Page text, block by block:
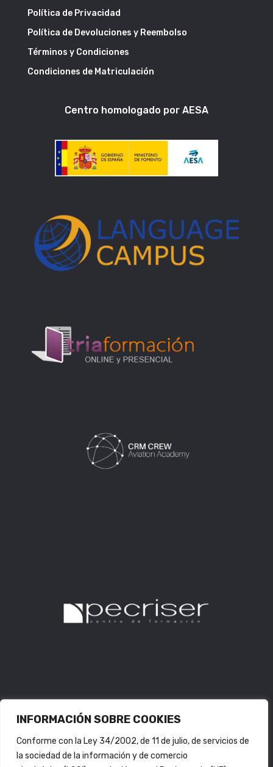
INFORMACIÓN SOBRE COOKIES
Conforme con la Ley 34/2002, de 11 de julio, de servicios de
la sociedad de la información y de comercio
Política de Privacidad
Política de Devoluciones y Reembolso
Términos y Condiciones
Condiciones de Matriculación
Centro homologado por AESA